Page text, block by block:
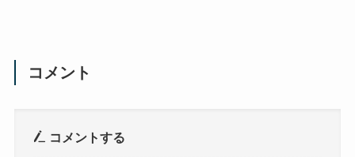
コメント
コメントする